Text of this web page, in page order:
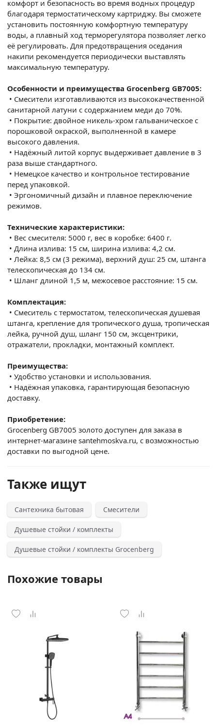
комфорт и безопасность во время водных процедур
благодаря термостатическому картриджу. Вы сможете
установить постоянную комфортную температуру
воды, а плавный ход терморегулятора позволяет легко
её регулировать. Для предотвращения оседания
накипи рекомендуется периодически выставлять
максимальную температуру.
Особенности и преимущества Grocenberg GB7005:
• Смесители изготавливаются из высококачественной
санитарной латуни с содержанием меди до 70%.
• Покрытие: двойное никель-хром гальваническое с
порошковой окраской, выполненной в камере
высокого давления.
• Надёжный литой корпус выдерживает давление в 3
раза выше стандартного.
• Немецкое качество и контрольное тестирование
перед упаковкой.
• Эргономичный дизайн и плавное переключение
режимов.
Технические характеристики:
• Вес смесителя: 5000 г, вес в коробке: 6400 г.
• Длина излива: 15 см, ширина излива: 4,2 см.
• Лейка: 8,5 см (3 режима), верхний душ: 25 см, штанга
телескопическая до 134 см.
• Шланг длиной 1,5 м, межосевое расстояние: 15 см.
Комплектация:
• Смеситель с термостатом, телескопическая душевая
штанга, крепление для тропического душа, тропическая
лейка, ручной душ, шланг 150 см, эксцентрики,
отражатели, прокладки, монтажный комплект.
Преимущества:
• Удобство установки и использования.
• Надёжная упаковка, гарантирующая безопасную
доставку.
Приобретение:
Grocenberg GB7005 золото доступен для заказа в
интернет-магазине santehmoskva.ru, с возможностью
доставки по выгодной цене.
Также ищут
Сантехника бытовая Смесители
Душевые стойки / комплекты
Душевые стойки / комплекты Grocenberg
Похожие товары